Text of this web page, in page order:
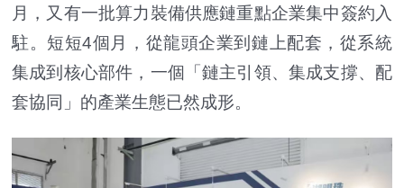
月，又有一批算力裝備供應鏈重點企業集中簽約入
駐。短短4個月，從龍頭企業到鏈上配套，從系統
集成到核心部件，一個「鏈主引領、集成支撐、配
套協同」的產業生態已然成形。